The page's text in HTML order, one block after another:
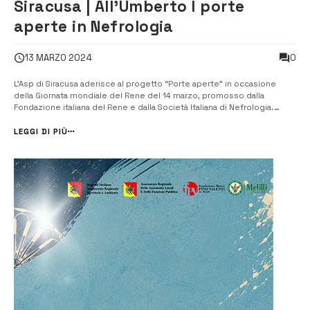
Siracusa | All’Umberto I porte
aperte in Nefrologia
13 MARZO 2024 0
L’Asp di Siracusa aderisce al progetto “Porte aperte” in occasione
della Giornata mondiale del Rene del 14 marzo, promosso dalla
Fondazione italiana del Rene e dalla Società Italiana di Nefrologia.
Umberto I di Siracusa, diretto da Massimo Matalone come ogni anno
LEGGI DI PIÙ